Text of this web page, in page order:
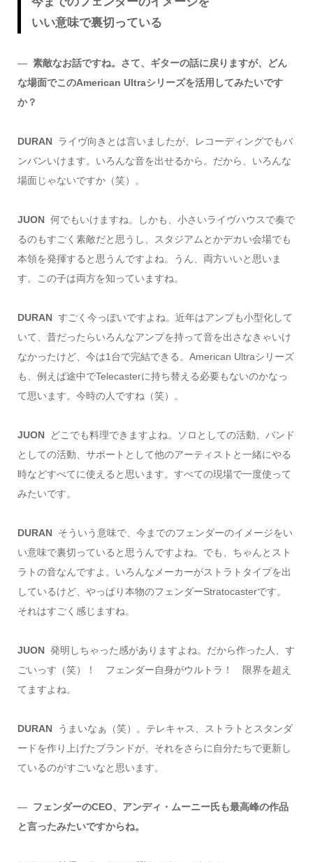
いい意味で裏切っている
― 素敵なお話ですね。さて、ギターの話に戻りますが、どん
な場面でこのAmerican Ultraシリーズを活用してみたいです
か？
DURAN ライヴ向きとは言いましたが、レコーディングでもバ
ンバンいけます。いろんな音を出せるから。だから、いろんな
場面じゃないですか（笑）。
JUON 何でもいけますね。しかも、小さいライヴハウスで奏で
るのもすごく素敵だと思うし、スタジアムとかデカい会場でも
本領を発揮すると思うんですよね。うん、両方いいと思いま
す。この子は両方を知っていますね。
DURAN すごく今っぽいですよね。近年はアンプも小型化して
いて、昔だったらいろんなアンプを持って音を出さなきゃいけ
なかったけど、今は1台で完結できる。American Ultraシリーズ
も、例えば途中でTelecasterに持ち替える必要もないのかなっ
て思います。今時の人ですね（笑）。
JUON
どこでも料理できますよね。ソロとしての活動、バンド
としての活動、サポートとして他のアーティストと一緒にやる
時などすべてに使えると思います。すべての現場で一度使って
みたいです。
DURAN そういう意味で、今までのフェンダーのイメージをい
い意味で裏切っていると思うんですよね。でも、ちゃんとスト
ラトの音なんですよ。いろんなメーカーがストラトタイプを出
しているけど、やっぱり本物のフェンダーStratocasterです。
それはすごく感じますね。
JUON 発明しちゃった感がありますよね。だから作った人、す
ごいっす（笑）！ フェンダー自身がウルトラ！ 限界を超え
てますよね。
DURAN
うまいなぁ（笑）。テレキャス、ストラトとスタンダ
ードを作り上げたブランドが、それをさらに自分たちで更新し
ているのがすごいなと思います。
― フェンダーのCEO、アンディ・ムーニー氏も最高峰の作品
と言ったみたいですからね。